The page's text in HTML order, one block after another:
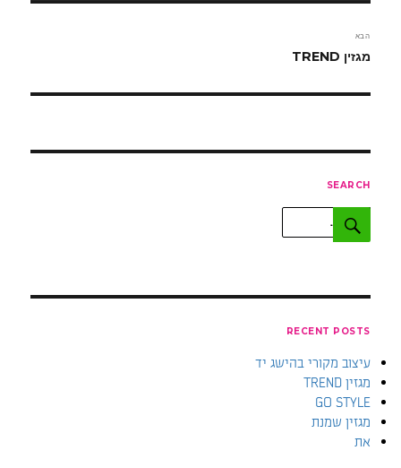
הבא
הפוסט
מגזין TREND
SEARCH
חפש:
RECENT POSTS
עיצוב מקורי בהישג יד
מגזין TREND
GO STYLE
מגזין שמנת
את